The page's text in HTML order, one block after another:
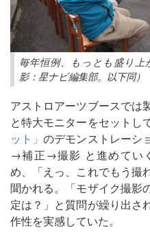
毎年恒例、もっとも盛り
影：星ナビ編集部。以下同）
アストロアーツブースでは
と特大モニターをセットし
ット」のデモンストレーシ
→補正→撮影 と進めてい
め、「えっ、これでもう撮
聞かれる。「モザイク撮影
定は？」と質問が繰り出さ
作性を実感していた。